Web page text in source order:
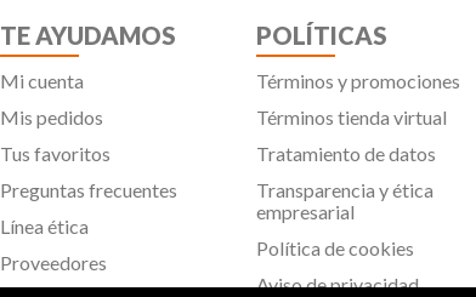
TE AYUDAMOS
Mi cuenta
Mis pedidos
Tus favoritos
Preguntas frecuentes
Línea ética
Proveedores
POLÍTICAS
Términos y promociones
Términos tienda virtual
Tratamiento de datos
Transparencia y ética
empresarial
Política de cookies
Aviso de privacidad